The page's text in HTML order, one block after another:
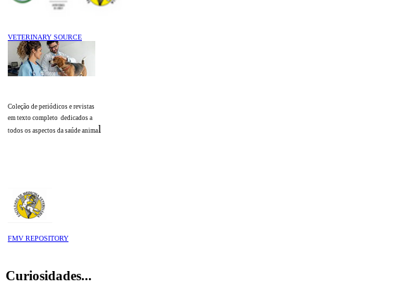
VETERINARY SOURCE
Coleção de periódicos e revistas
em texto completo dedicados a
todos os aspectos da saúde animal
FMV REPOSITORY
Curiosidades...